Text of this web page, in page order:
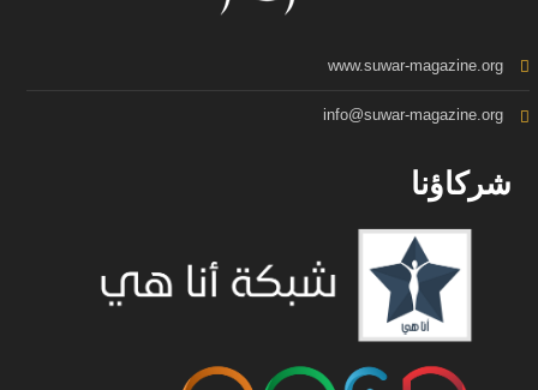
www.suwar-magazine.org
info@suwar-magazine.org
شركاؤنا